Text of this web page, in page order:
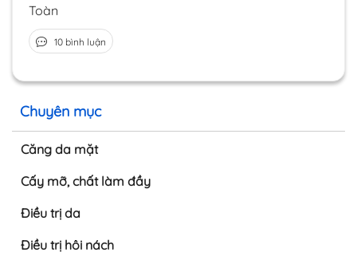
Chuyên mục
Căng da mặt
Cấy mỡ, chất làm đầy
Điều trị da
Điều trị hôi nách
Toàn
10 bình luận